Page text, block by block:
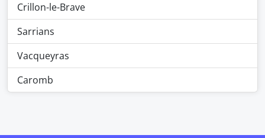
Crillon-le-Brave
Sarrians
Vacqueyras
Caromb